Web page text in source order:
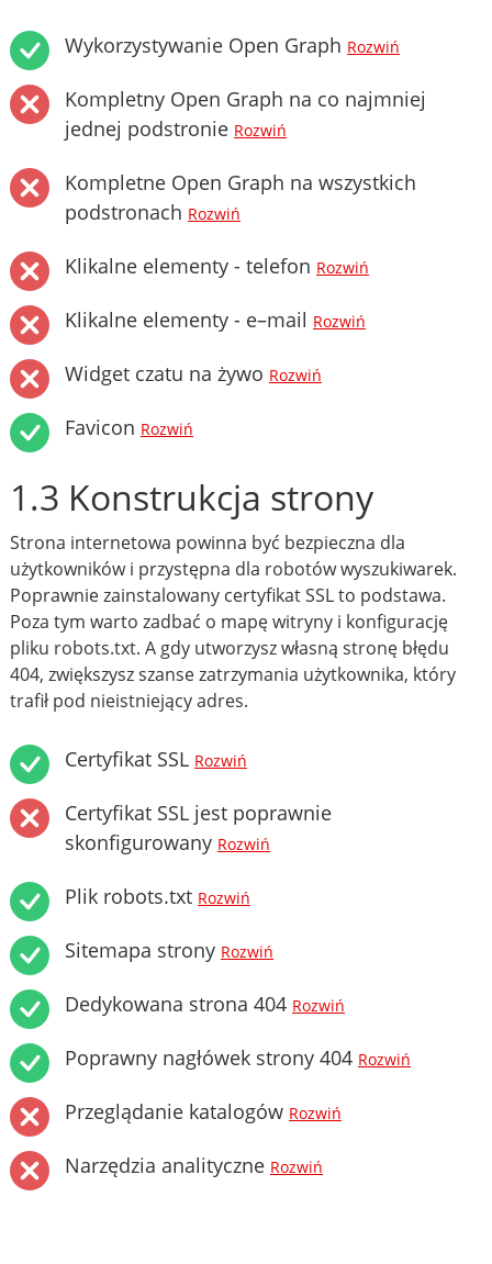
Wykorzystywanie Open Graph Rozwiń
Kompletny Open Graph na co najmniej
jednej podstronie Rozwiń
Kompletne Open Graph na wszystkich
podstronach Rozwiń
Klikalne elementy - telefon Rozwiń
Klikalne elementy - e–mail Rozwiń
Widget czatu na żywo Rozwiń
Favicon Rozwiń
1.3 Konstrukcja strony
Strona internetowa powinna być bezpieczna dla
użytkowników i przystępna dla robotów wyszukiwarek.
Poprawnie zainstalowany certyfikat SSL to podstawa.
Poza tym warto zadbać o mapę witryny i konfigurację
pliku robots.txt. A gdy utworzysz własną stronę błędu
404, zwiększysz szanse zatrzymania użytkownika, który
trafił pod nieistniejący adres.
Certyfikat SSL Rozwiń
Certyfikat SSL jest poprawnie
skonfigurowany Rozwiń
Plik robots.txt Rozwiń
Sitemapa strony Rozwiń
Dedykowana strona 404 Rozwiń
Poprawny nagłówek strony 404 Rozwiń
Przeglądanie katalogów Rozwiń
Narzędzia analityczne Rozwiń